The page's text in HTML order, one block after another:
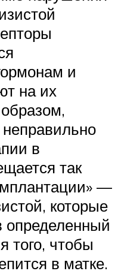
и
на их
в
так
—
которые
определенный
того, чтобы
в матке.